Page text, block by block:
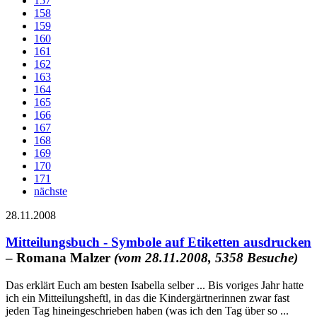
158
159
160
161
162
163
164
165
166
167
168
169
170
171
nächste
28.11.2008
Mitteilungsbuch - Symbole auf Etiketten ausdrucken
– Romana Malzer (vom 28.11.2008, 5358 Besuche)
Das erklärt Euch am besten Isabella selber ... Bis voriges Jahr hatte
ich ein Mitteilungsheftl, in das die Kindergärtnerinnen zwar fast
jeden Tag hineingeschrieben haben (was ich den Tag über so ...